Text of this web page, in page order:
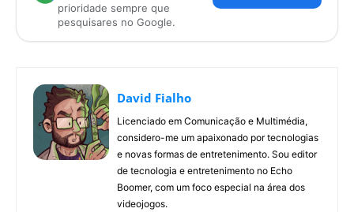
prioridade sempre que
pesquisares no Google.
David Fialho
Licenciado em Comunicação e Multimédia,
considero-me um apaixonado por tecnologias
e novas formas de entretenimento. Sou editor
de tecnologia e entretenimento no Echo
Boomer, com um foco especial na área dos
videojogos.